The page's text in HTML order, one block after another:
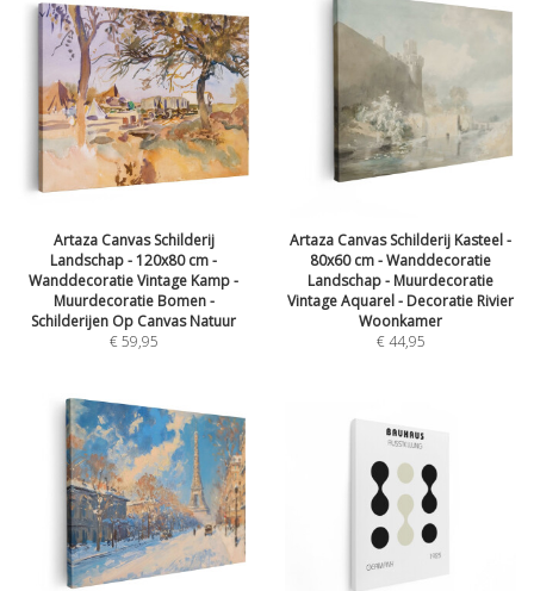
Artaza Canvas Schilderij
Landschap - 120x80 cm -
Wanddecoratie Vintage Kamp -
Muurdecoratie Bomen -
Schilderijen Op Canvas Natuur
€59,95
Artaza Canvas Schilderij Kasteel -
80x60 cm - Wanddecoratie
Landschap - Muurdecoratie
Vintage Aquarel - Decoratie Rivier
Woonkamer
€44,95